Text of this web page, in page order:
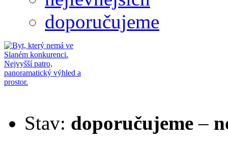
doporučujeme
Stav: doporučujeme –